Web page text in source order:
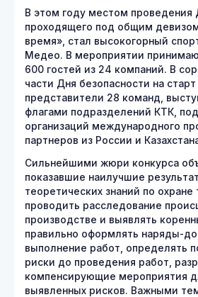
В этом году местом проведения
проходящего под общим
время», стал высокогорный
Медео. В мероприятии
600 гостей из 24 компаний. В
части Дня безопасности на
представители 28 команд,
флагами подразделений КТК,
организаций международного
партнеров из России и
Сильнейшими жюри конкурса
показавшие наилучшие
теоретических знаний по
проводить расследование
производстве и выявлять
правильно оформлять наряды-
выполнение работ, определять
риски до проведения работ,
компенсирующие мероприятия
выявленных рисков. Важными